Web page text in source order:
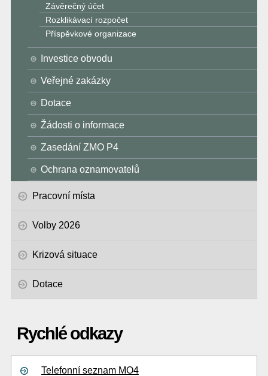
Závěrečný účet
Rozklikávací rozpočet
Příspěvkové organizace
Investice obvodu
Veřejné zakázky
Dotace
Žádosti o informace
Zasedání ZMO P4
Ochrana oznamovatelů
Pracovní místa
Volby 2026
Krizová situace
Dotace
Rychlé odkazy
Telefonní seznam MO4